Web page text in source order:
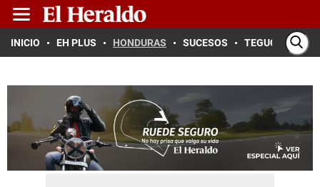
INICIO EH PLUS HONDURAS SUCESOS TEGUCIGALPA